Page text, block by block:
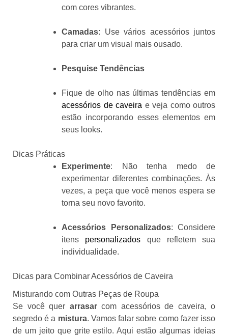
com cores vibrantes.
Camadas: Use vários acessórios juntos
para criar um visual mais ousado.
Pesquise Tendências
Fique de olho nas últimas tendências em
acessórios de caveira e veja como outros
estão incorporando esses elementos em
seus looks.
Dicas Práticas
Experimente: Não tenha medo de
experimentar diferentes combinações. Às
vezes, a peça que você menos espera se
torna seu novo favorito.
Acessórios Personalizados: Considere
itens personalizados que refletem sua
individualidade.
Dicas para Combinar Acessórios de Caveira
Misturando com Outras Peças de Roupa
Se você quer arrasarcom acessórios de caveira, o
segredo é a mistura. Vamos falar sobre como fazer isso
de um jeito que grite estilo. Aqui estão algumas ideias